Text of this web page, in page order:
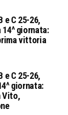
e C 25-26,
giornata:
vittoria
e C 25-26,
giornata:
Vito,